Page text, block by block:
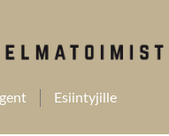
Esiintyjille